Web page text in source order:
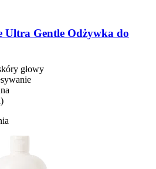
Ultra Gentle Odżywka do
głowy